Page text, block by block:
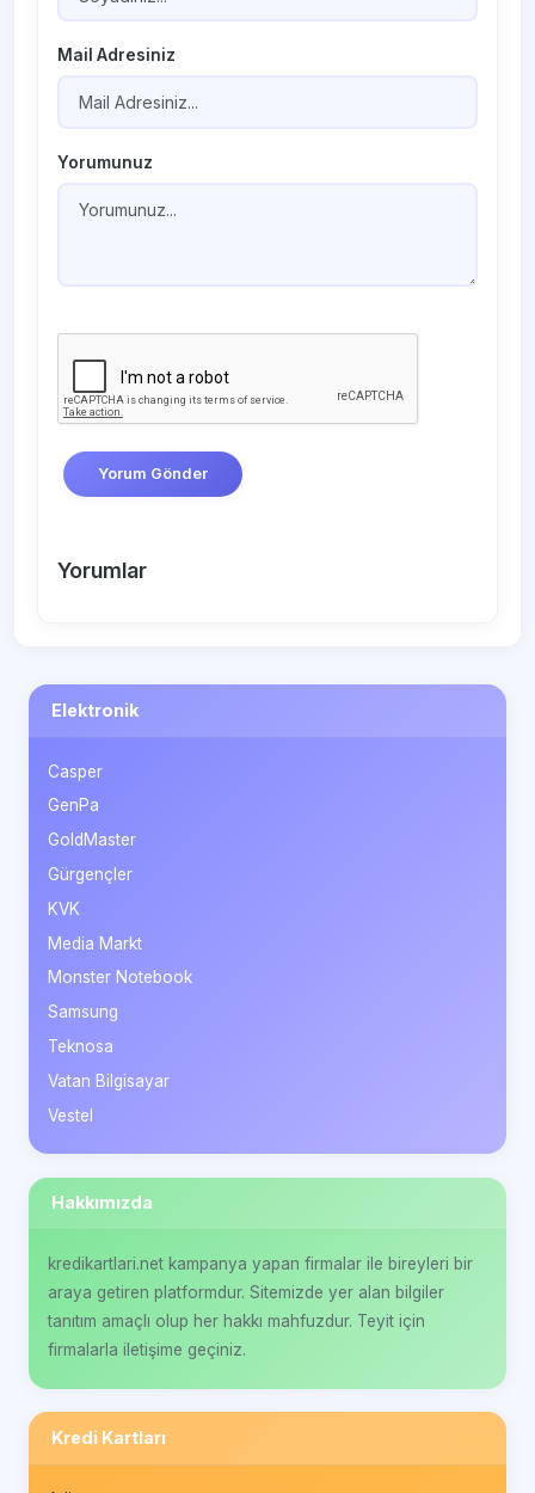
Mail Adresiniz
Yorumunuz
Yorum Gönder
Yorumlar
Elektronik
Casper
GenPa
GoldMaster
Gürgençler
KVK
Media Markt
Monster Notebook
Samsung
Teknosa
Vatan Bilgisayar
Vestel
Hakkımızda
kredikartlari.net kampanya yapan firmalar ile bireyleri bir
araya getiren platformdur. Sitemizde yer alan bilgiler
tanıtım amaçlı olup her hakkı mahfuzdur. Teyit için
firmalarla iletişime geçiniz.
Kredi Kartları